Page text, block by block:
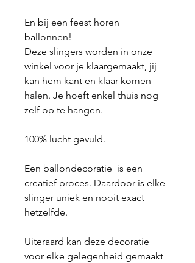
En bij een feest horen
ballonnen!
Deze slingers worden in onze
winkel voor je klaargemaakt, jij
kan hem kant en klaar komen
halen. Je hoeft enkel thuis nog
zelf op te hangen.
100% lucht gevuld.
Een ballondecoratie is een
creatief proces. Daardoor is elke
slinger uniek en nooit exact
hetzelfde.
Uiteraard kan deze decoratie
voor elke gelegenheid gemaakt